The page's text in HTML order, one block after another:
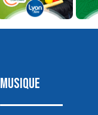
MUSIQUE